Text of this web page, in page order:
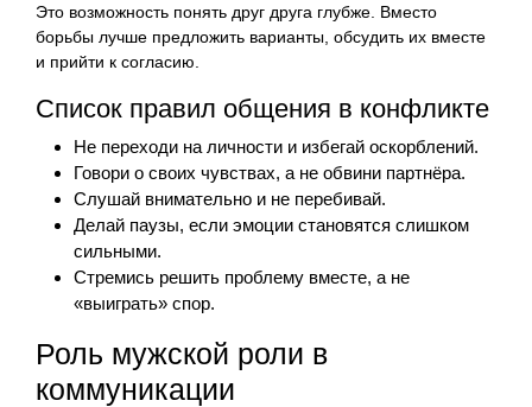
Это возможность понять друг друга глубже. Вместо
борьбы лучше предложить варианты, обсудить их вместе
и прийти к согласию.
Список правил общения в конфликте
Не переходи на личности и избегай оскорблений.
Говори о своих чувствах, а не обвини партнёра.
Слушай внимательно и не перебивай.
Делай паузы, если эмоции становятся слишком
сильными.
Стремись решить проблему вместе, а не
«выиграть» спор.
Роль мужской роли в
коммуникации